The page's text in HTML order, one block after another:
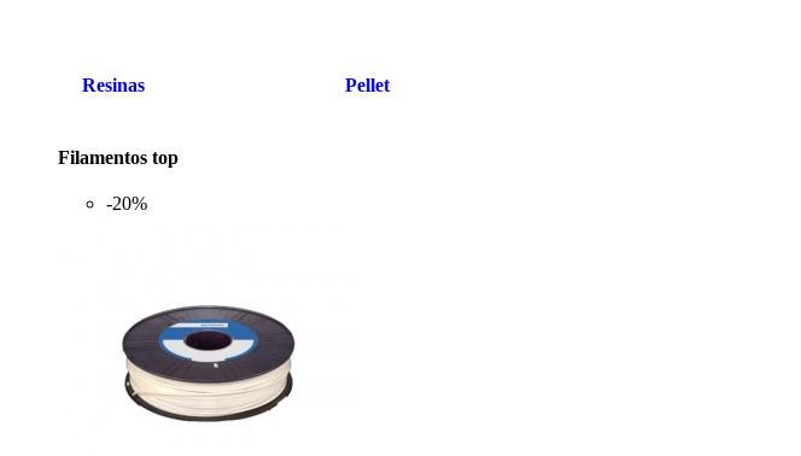
Resinas Pellet
Filamentos top
-20%